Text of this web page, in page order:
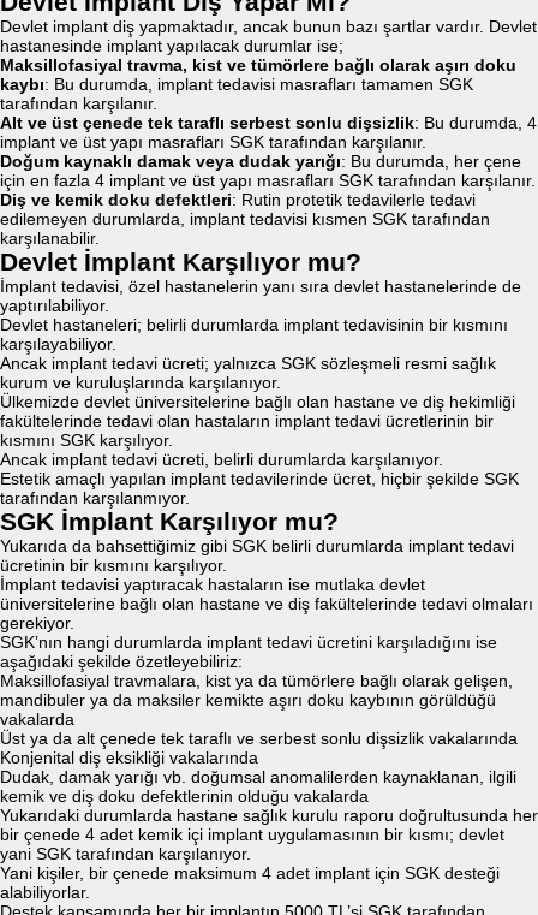
Devlet implant diş yapmaktadır, ancak bunun bazı şartlar vardır. Devlet
hastanesinde implant yapılacak durumlar ise;
Maksillofasiyal travma, kist ve tümörlere bağlı olarak aşırı doku
kaybı: Bu durumda, implant tedavisi masrafları tamamen SGK
tarafından karşılanır.
Alt ve üst çenede tek taraflı serbest sonlu dişsizlik: Bu durumda, 4
implant ve üst yapı masrafları SGK tarafından karşılanır.
Doğum kaynaklı damak veya dudak yarığı: Bu durumda, her çene
için en fazla 4 implant ve üst yapı masrafları SGK tarafından karşılanır.
Diş ve kemik doku defektleri: Rutin protetik tedavilerle tedavi
edilemeyen durumlarda, implant tedavisi kısmen SGK tarafından
karşılanabilir.
Devlet İmplant Karşılıyor mu?
İmplant tedavisi, özel hastanelerin yanı sıra devlet hastanelerinde de
yaptırılabiliyor.
Devlet hastaneleri; belirli durumlarda implant tedavisinin bir kısmını
karşılayabiliyor.
Ancak implant tedavi ücreti; yalnızca SGK sözleşmeli resmi sağlık
kurum ve kuruluşlarında karşılanıyor.
Ülkemizde devlet üniversitelerine bağlı olan hastane ve diş hekimliği
fakültelerinde tedavi olan hastaların implant tedavi ücretlerinin bir
kısmını SGK karşılıyor.
Ancak implant tedavi ücreti, belirli durumlarda karşılanıyor.
Estetik amaçlı yapılan implant tedavilerinde ücret, hiçbir şekilde SGK
tarafından karşılanmıyor.
SGK İmplant Karşılıyor mu?
Yukarıda da bahsettiğimiz gibi SGK belirli durumlarda implant tedavi
ücretinin bir kısmını karşılıyor.
İmplant tedavisi yaptıracak hastaların ise mutlaka devlet
üniversitelerine bağlı olan hastane ve diş fakültelerinde tedavi olmaları
gerekiyor.
SGK’nın hangi durumlarda implant tedavi ücretini karşıladığını ise
aşağıdaki şekilde özetleyebiliriz:
Maksillofasiyal travmalara, kist ya da tümörlere bağlı olarak gelişen,
mandibuler ya da maksiler kemikte aşırı doku kaybının görüldüğü
vakalarda
Üst ya da alt çenede tek taraflı ve serbest sonlu dişsizlik vakalarında
Konjenital diş eksikliği vakalarında
Dudak, damak yarığı vb. doğumsal anomalilerden kaynaklanan, ilgili
kemik ve diş doku defektlerinin olduğu vakalarda
Yukarıdaki durumlarda hastane sağlık kurulu raporu doğrultusunda her
bir çenede 4 adet kemik içi implant uygulamasının bir kısmı; devlet
yani SGK tarafından karşılanıyor.
Yani kişiler, bir çenede maksimum 4 adet implant için SGK desteği
alabiliyorlar.